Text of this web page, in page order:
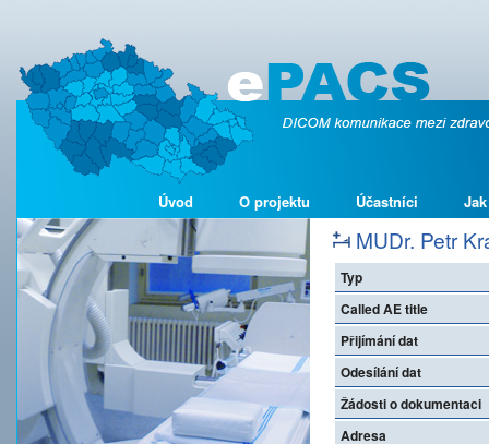
Úvod O projektu Účastníci
MUDr. Petr
Typ
Called AE title
Přijímání dat
Odesílání dat
Žádosti o dokumentaci
Adresa